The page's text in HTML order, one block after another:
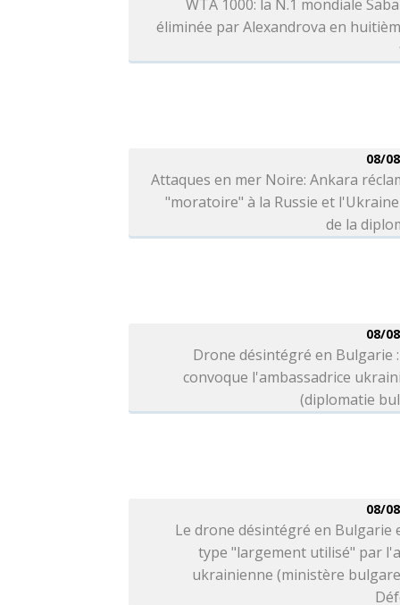
WTA 1000: la N.1 mondiale
éliminée par Alexandrova en
08/
Attaques en mer Noire: Ankara
"moratoire" à la Russie et
de la
08/
Drone désintégré en Bulgarie
convoque l'ambassadrice
(diplomatie
08/
Le drone désintégré en Bulgarie
type "largement utilisé" par
ukrainienne (ministère